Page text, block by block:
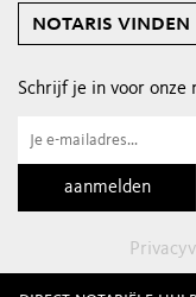
notaris vinden
Schrijf je in voor onze